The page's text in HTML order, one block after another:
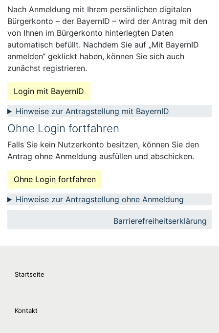
Nach Anmeldung mit Ihrem persönlichen digitalen
Bürgerkonto – der BayernID – wird der Antrag mit den
von Ihnen im Bürgerkonto hinterlegten Daten
automatisch befüllt. Nachdem Sie auf „Mit BayernID
anmelden“ geklickt haben, können Sie sich auch
zunächst registrieren.
Login mit BayernID
Hinweise zur Antragstellung mit BayernID
Ohne Login fortfahren
Falls Sie kein Nutzerkonto besitzen, können Sie den
Antrag ohne Anmeldung ausfüllen und abschicken.
Ohne Login fortfahren
Hinweise zur Antragstellung ohne Anmeldung
Barrierefreiheitserklärung
Startseite
Kontakt